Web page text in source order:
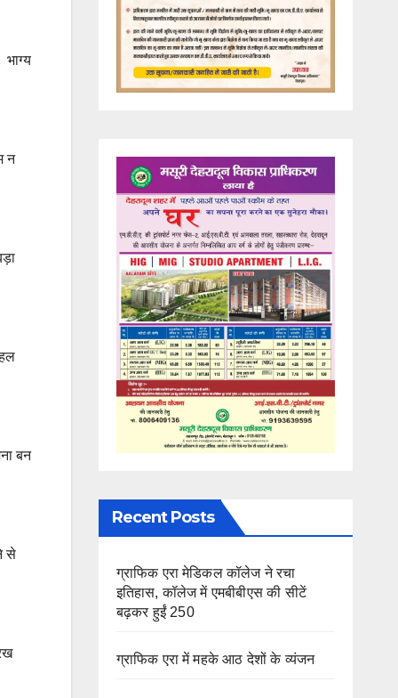
भाग्य
न
बन
से
Recent Posts
ग्राफिक एरा मेडिकल कॉलेज ने रचा
इतिहास, कॉलेज में एमबीबीएस की सीटें
बढ़कर हुईं 250
ग्राफिक एरा में महके आठ देशों के व्यंजन